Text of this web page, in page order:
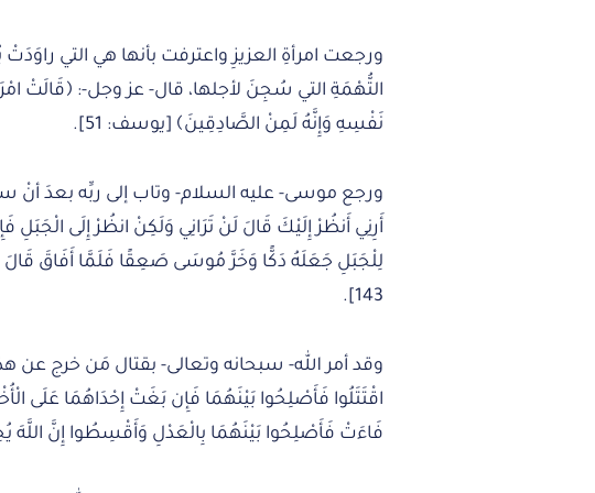
ورجعت امرأةِ العزيزِ واعترفت بأنها هي التي
التُّهْمَةِ التي سُجِنَ لأجلها، قال- عز وجل-: ﴿قَالَتْ
نَفْسِهِ وَإِنَّهُ لَمِنْ الصَّادِقِينَ﴾ [يوسف: 51].
ورجع موسى- عليه السلام- وتاب إلى ربِّه بعدَ أنْ
أَرِنِي أَنظُرْ إِلَيْكَ قَالَ لَنْ تَرَانِي وَلَكِنْ انظُرْ إِلَى
لِلْجَبَلِ جَعَلَهُ دَكًّا وَخَرَّ مُوسَى صَعِقًا فَلَمَّا أَفَاقَ قَالَ
143].
وقد أمر الله- سبحانه وتعالى- بقتال مَن خرج عن
اقْتَتَلُوا فَأَصْلِحُوا بَيْنَهُمَا فَإِن بَغَتْ إِحْدَاهُمَا عَلَى
فَاءَتْ فَأَصْلِحُوا بَيْنَهُمَا بِالْعَدْلِ وَأَقْسِطُوا إِنَّ اللَّهَ